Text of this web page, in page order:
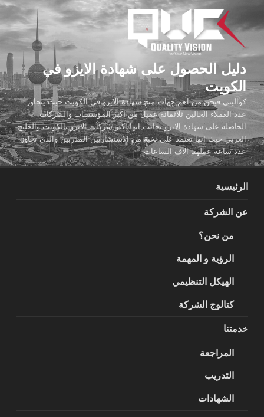
المحتوى
دليل الحصول على شهادة الايزو في
الكويت
كواليتي فيجن من اهم جهات منح شهادة الايزو في الكويت حيث يتجاوز
عدد العملاء الحالين ثلاثمائة عميل من اكبر المؤسسات والشركات
الحاصله على شهادة الايزو بجانب انها اكبر شركات الايزو بالكويت والخليج
العربي حيث انها تعتمد على نخبة من الاستشاريين المدربين والذي تجاوز
عدد ساعه عملهم الاف الساعات
الرئيسية
عن الشركة
من نحن؟
الرؤية و المهمة
الهيكل التنظيمي
كتالوج الشركة
خدمتنا
المراجعة
التدريب
الشهادات